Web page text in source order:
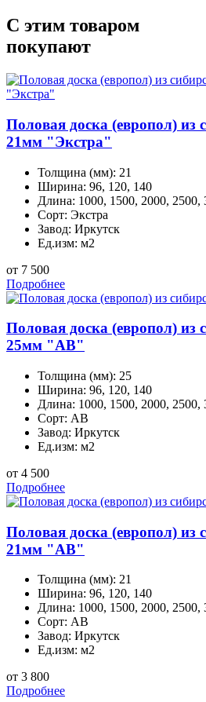
С этим товаром
покупают
Половая доска (европол) из
21мм "Экстра"
Толщина (мм): 21
Ширина: 96, 120, 140
Длина: 1000, 1500, 2000, 2500,
Сорт: Экстра
Завод: Иркутск
Ед.изм: м2
от 7 500
Подробнее
Половая доска (европол) из
25мм "AB"
Толщина (мм): 25
Ширина: 96, 120, 140
Длина: 1000, 1500, 2000, 2500,
Сорт: АВ
Завод: Иркутск
Ед.изм: м2
от 4 500
Подробнее
Половая доска (европол) из
21мм "AB"
Толщина (мм): 21
Ширина: 96, 120, 140
Длина: 1000, 1500, 2000, 2500,
Сорт: АВ
Завод: Иркутск
Ед.изм: м2
от 3 800
Подробнее